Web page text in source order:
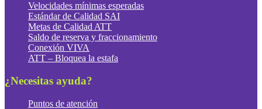
Velocidades mínimas esperadas
Estándar de Calidad SAI
Metas de Calidad ATT
Saldo de reserva y fraccionamiento
Conexión VIVA
ATT – Bloquea la estafa
¿Necesitas ayuda?
Puntos de atención